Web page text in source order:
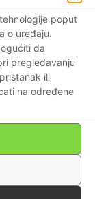
poput
o uređaju.
da
pregledavanju
ili
na određene
DESEA
ŽELI